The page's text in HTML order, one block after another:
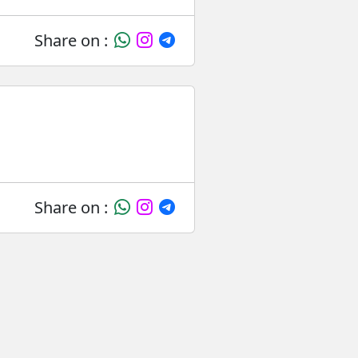
Share on :
Share on :